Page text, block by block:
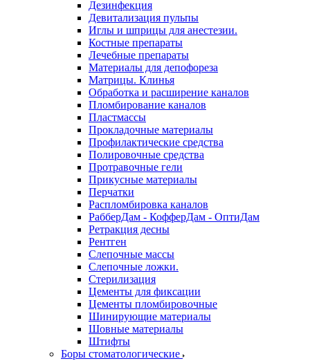
Дезинфекция
Девитализация пульпы
Иглы и шприцы для анестезии.
Костные препараты
Лечебные препараты
Материалы для депофореза
Матрицы. Клинья
Обработка и расширение каналов
Пломбирование каналов
Пластмассы
Прокладочные материалы
Профилактические средства
Полировочные средства
Протравочные гели
Прикусные материалы
Перчатки
Распломбировка каналов
РабберДам - КофферДам - ОптиДам
Ретракция десны
Рентген
Слепочные массы
Слепочные ложки.
Стерилизация
Цементы для фиксации
Цементы пломбировочные
Шинирующие материалы
Шовные материалы
Штифты
Боры стоматологические